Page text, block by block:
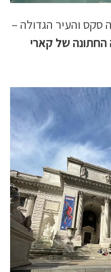
סקס והעיר הגדולה –
החתונה של קארי